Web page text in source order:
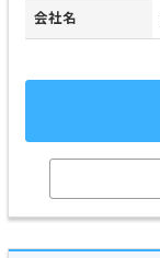
会社名